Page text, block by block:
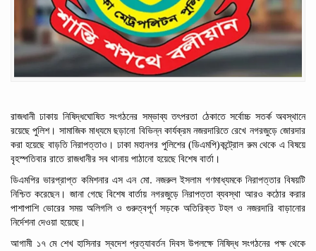
রাজধানী ঢাকায় নিষিদ্ধঘোষিত সংগঠনের সম্ভাব্য তৎপরতা ঠেকাতে সর্বোচ্চ সতর্ক অবস্থানে
রয়েছে পুলিশ। সামাজিক মাধ্যমে ছড়ানো বিভিন্ন কার্যক্রম নজরদারিতে রেখে নগরজুড়ে জোরদার
করা হয়েছে বাড়তি নিরাপত্তাও। ঢাকা মহানগর পুলিশের (ডিএমপি)কন্ট্রোল রুম থেকে এ বিষয়ে
বৃহস্পতিবার রাতে রাজধানীর সব থানায় পাঠানো হয়েছে বিশেষ বার্তা।
ডিএমপির ভারপ্রাপ্ত কমিশনার এস এন মো. নজরুল ইসলাম গণমাধ্যমকে নিরাপত্তার বিষয়টি
নিশ্চিত করেছেন। জানা গেছে বিশেষ বার্তায় নগরজুড়ে নিরাপত্তা ব্যবস্থা আরও কঠোর করার
পাশাপাশি ভোরের সময় অলিগলি ও গুরুত্বপূর্ণ সড়কে অতিরিক্ত টহল ও নজরদারি বাড়ানোর
নির্দেশনা দেওয়া হয়েছে।
আগামী ১৭ মে শেখ হাসিনার স্বদেশ প্রত্যাবর্তন দিবস উপলক্ষে নিষিদ্ধ সংগঠনের পক্ষ থেকে